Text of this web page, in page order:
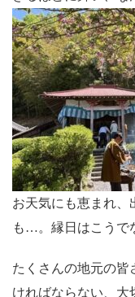
お天気にも恵まれ、
も…。縁日はこうで
たくさんの地元の皆
ければならない、大